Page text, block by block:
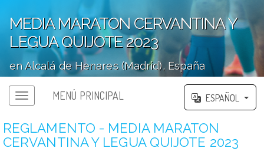
MEDIA MARATON CERVANTINA Y
LEGUA QUIJOTE 2023
en Alcalá de Henares (Madrid), España
MENÚ PRINCIPAL ESPAÑOL
REGLAMENTO - MEDIA MARATON
CERVANTINA Y LEGUA QUIJOTE 2023